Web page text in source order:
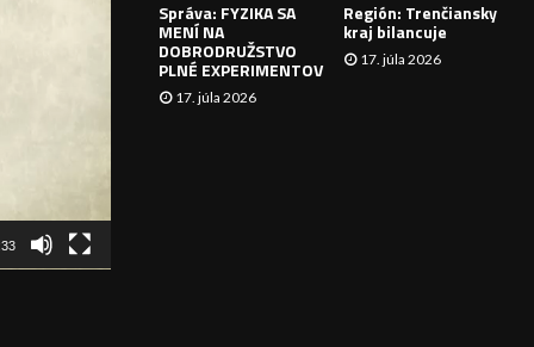
I
Správa: FYZIKA SA
MENÍ NA
DOBRODRUŽSTVO
PLNÉ EXPERIMENTOV
17. júla 2026
Región: Trenčiansky
kraj bilancuje
17. júla 2026